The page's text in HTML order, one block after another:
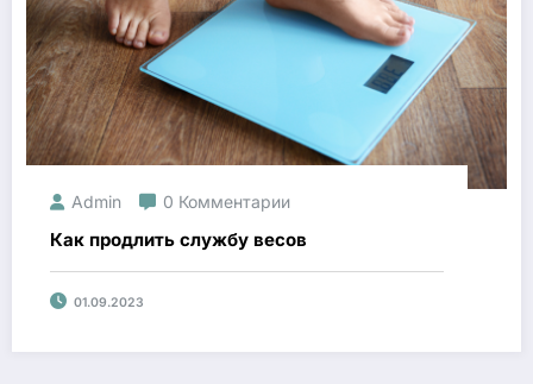
Admin 0 Комментарии
Как продлить службу весов
01.09.2023